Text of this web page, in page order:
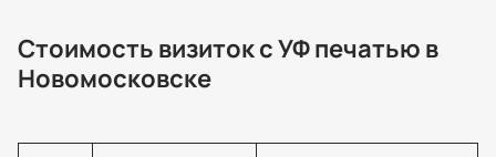
Стоимость визиток с УФ печатью в
Новомосковске